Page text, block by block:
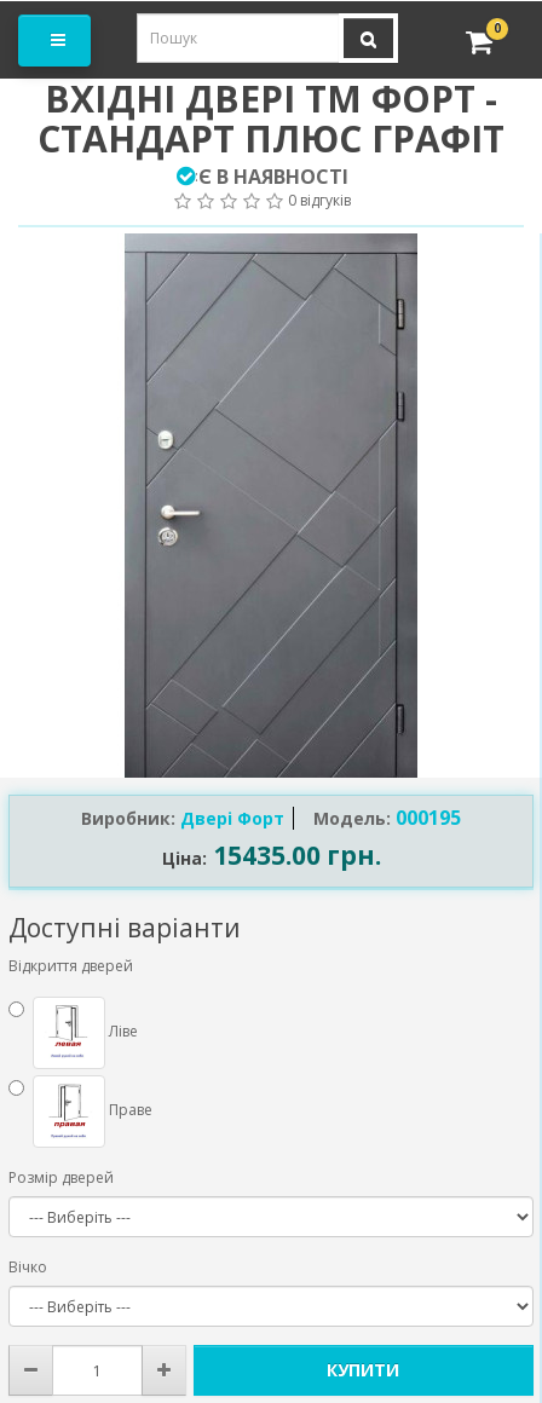
0
ВХІДНІ ДВЕРІ ТМ ФОРТ -
СТАНДАРТ ПЛЮС ГРАФІТ
:Є В НАЯВНОСТІ
0 відгуків
Виробник: Двері Форт Модель: 000195
Ціна: 15435.00 грн.
Доступні варіанти
Відкриття дверей
Ліве
Праве
Розмір дверей
Вічко
КУПИТИ